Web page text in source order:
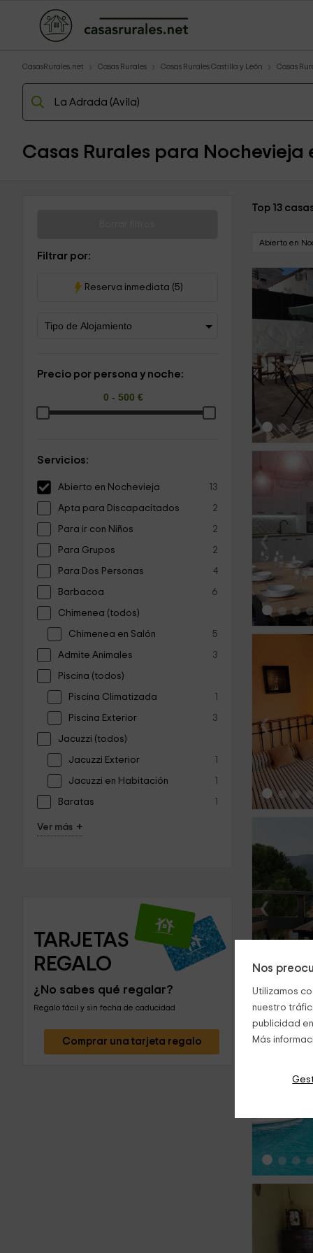
Nos
Utilizamos
nuestro
publicidad
Más
CasasRurales.net Casas Rurales Casas Rurales Castilla y León Casas
Casas Rurales para Nochevieja
Filtrar por:
Reserva inmediata (5)
Precio por persona y noche:
Servicios:
Abierto en Nochevieja 13
Apta para Discapacitados 2
Para ir con Niños 2
Para Grupos 2
Para Dos Personas 4
Barbacoa 6
Chimenea (todos)
Chimenea en Salón 5
Admite Animales 3
Piscina (todos)
Piscina Climatizada 1
Piscina Exterior 3
Jacuzzi (todos)
Jacuzzi Exterior 1
Jacuzzi en Habitación 1
Baratas 1
Ver más +
TARJETAS
REGALO
¿No sabes qué regalar?
Regalo fácil y sin fecha de caducidad
Comprar una tarjeta regalo
Top 13
Abierto en
‹
‹
‹
‹